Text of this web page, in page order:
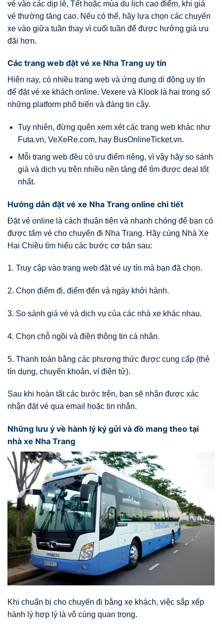
vé vào các dịp lễ, Tết hoặc mùa du lịch cao điểm, khi giá
vé thường tăng cao. Nếu có thể, hãy lựa chọn các chuyến
xe vào giữa tuần thay vì cuối tuần để được hưởng giá ưu
đãi hơn.
Các trang web đặt vé xe Nha Trang uy tín
Hiện nay, có nhiều trang web và ứng dụng di động uy tín
để đặt vé xe khách online. Vexere và Klook là hai trong số
những platform phổ biến và đáng tin cậy.
Tuy nhiên, đừng quên xem xét các trang web khác như
Futa.vn, VeXeRe.com, hay BusOnlineTicket.vn.
Mỗi trang web đều có ưu điểm riêng, vì vậy hãy so sánh
giá và dịch vụ trên nhiều nền tảng để tìm được deal tốt
nhất.
Hướng dẫn đặt vé xe Nha Trang online chi tiết
Đặt vé online là cách thuận tiện và nhanh chóng để bạn có
được tấm vé cho chuyến đi Nha Trang. Hãy cùng Nhà Xe
Hai Chiều tìm hiểu các bước cơ bản sau:
1. Truy cập vào trang web đặt vé uy tín mà bạn đã chọn.
2. Chọn điểm đi, điểm đến và ngày khởi hành.
3. So sánh giá vé và dịch vụ của các nhà xe khác nhau.
4. Chọn chỗ ngồi và điền thông tin cá nhân.
5. Thanh toán bằng các phương thức được cung cấp (thẻ
tín dụng, chuyển khoản, ví điện tử).
Sau khi hoàn tất các bước trên, bạn sẽ nhận được xác
nhận đặt vé qua email hoặc tin nhắn.
Những lưu ý về hành lý ký gửi và đồ mang theo tại
nhà xe Nha Trang
Khi chuẩn bị cho chuyến đi bằng xe khách, việc sắp xếp
hành lý hợp lý là vô cùng quan trọng.